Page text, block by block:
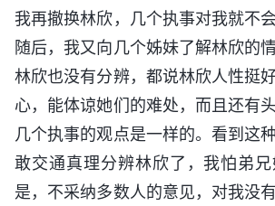
我再撤换林欣，几个执事对我就不
随后，我又向几个姊妹了解林欣的
林欣也没有分辨，都说林欣人性挺
心，能体谅她们的难处，而且还有
几个执事的观点是一样的。看到这
敢交通真理分辨林欣了，我怕弟
是，不采纳多数人的意见，对我没